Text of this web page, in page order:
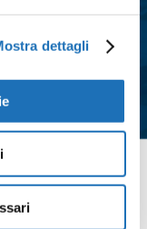
dettagli
dei dati